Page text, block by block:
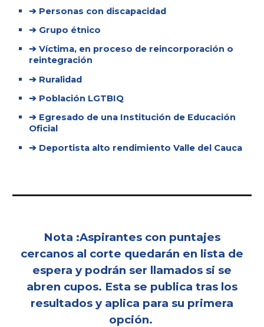
➔ Personas con discapacidad
➔ Grupo étnico
➔ Víctima, en proceso de reincorporación o
reintegración
➔ Ruralidad
➔ Población LGTBIQ
➔ Egresado de una Institución de Educación
Oficial
➔ Deportista alto rendimiento Valle del Cauca
Nota :Aspirantes con puntajes
cercanos al corte quedarán en lista de
espera y podrán ser llamados si se
abren cupos. Esta se publica tras los
resultados y aplica para su primera
opción.